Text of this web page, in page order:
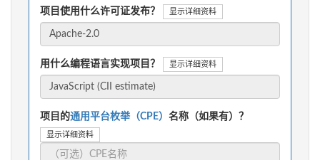
项目使用什么许可证发布？ 显示详细资料
用什么编程语言实现项目？ 显示详细资料
项目的通用平台枚举（CPE） 名称（如果有）？
显示详细资料